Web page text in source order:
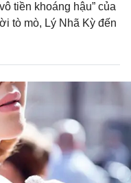
tiền khoáng hậu” của
tò mò, Lý Nhã Kỳ đến